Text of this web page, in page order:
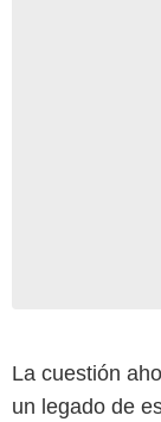
La cuestión
un legado de